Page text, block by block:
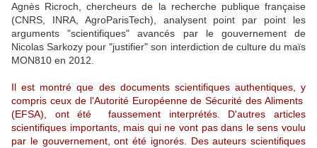
Agnès Ricroch, chercheurs de la recherche publique française
(CNRS, INRA, AgroParisTech), analysent point par point les
arguments "scientifiques" avancés par le gouvernement de
Nicolas Sarkozy pour "justifier" son interdiction de culture du maïs
MON810 en 2012.
Il est montré que des documents scientifiques authentiques, y
compris ceux de l'Autorité Européenne de Sécurité des Aliments
(EFSA), ont été faussement interprétés. D'autres articles
scientifiques importants, mais qui ne vont pas dans le sens voulu
par le gouvernement, ont été ignorés. Des auteurs scientifiques